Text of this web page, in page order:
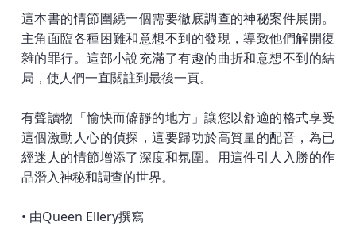
這本書的情節圍繞一個需要徹底調查的神秘案件展開。
主角面臨各種困難和意想不到的發現，導致他們解開復
雜的罪行。這部小說充滿了有趣的曲折和意想不到的結
局，使人們一直關註到最後一頁。
有聲讀物「愉快而僻靜的地方」讓您以舒適的格式享受
這個激動人心的偵探，這要歸功於高質量的配音，為已
經迷人的情節增添了深度和氛圍。用這件引人入勝的作
品潛入神秘和調查的世界。
• 由Queen Ellery撰寫